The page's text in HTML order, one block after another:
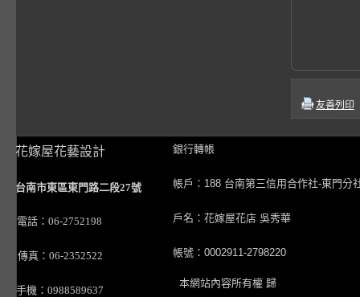
友善列印
花嫁屋花藝設計
台南市東區東門路二段27號
電話：06-2752198
傳真：06-2352522
手機：0988589637
銀行轉帳
帳戶：188 台南第三信用合作社-東門分
戶名：花嫁屋花店 吳秀華
帳號：0002911-2798220
本網站內容所有權 歸